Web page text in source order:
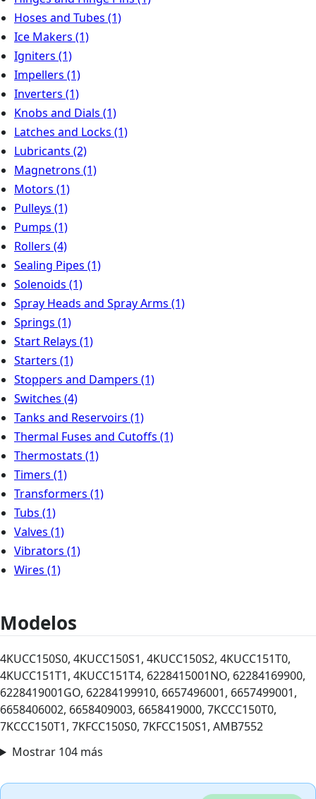
Hoses and Tubes (1)
Ice Makers (1)
Igniters (1)
Impellers (1)
Inverters (1)
Knobs and Dials (1)
Latches and Locks (1)
Lubricants (2)
Magnetrons (1)
Motors (1)
Pulleys (1)
Pumps (1)
Rollers (4)
Sealing Pipes (1)
Solenoids (1)
Spray Heads and Spray Arms (1)
Springs (1)
Start Relays (1)
Starters (1)
Stoppers and Dampers (1)
Switches (4)
Tanks and Reservoirs (1)
Thermal Fuses and Cutoffs (1)
Thermostats (1)
Timers (1)
Transformers (1)
Tubs (1)
Valves (1)
Vibrators (1)
Wires (1)
Modelos
4KUCC150S0, 4KUCC150S1, 4KUCC150S2, 4KUCC151T0,
4KUCC151T1, 4KUCC151T4, 6228415001NO, 62284169900,
6228419001GO, 62284199910, 6657496001, 6657499001,
6658406002, 6658409003, 6658419000, 7KCCC150T0,
7KCCC150T1, 7KFCC150S0, 7KFCC150S1, AMB7552
Mostrar 104 más